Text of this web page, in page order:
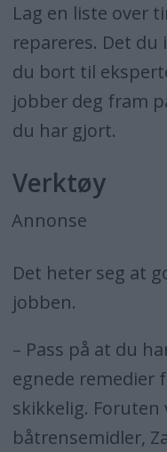
Lag en liste over
repareres. Det du
du bort til
jobber deg fram
du har gjort.
Verktøy
Annonse
Det heter seg at
jobben.
– Pass på at du
egnede remedier
skikkelig. Foruten
båtrensemidler,